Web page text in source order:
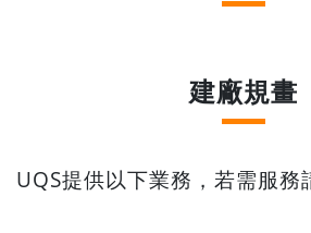
建廠規畫
UQS提供以下業務，若需服務